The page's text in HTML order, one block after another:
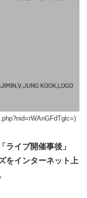
ライブ開催事後」
をインターネット上